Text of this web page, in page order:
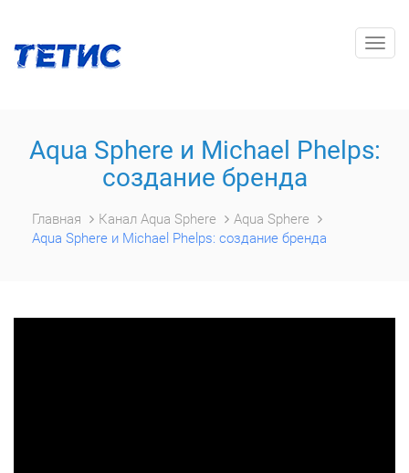
Aqua Sphere и Michael Phelps:
создание бренда
Главная Канал Aqua Sphere
Aqua Sphere
Aqua Sphere и Michael Phelps: создание бренда